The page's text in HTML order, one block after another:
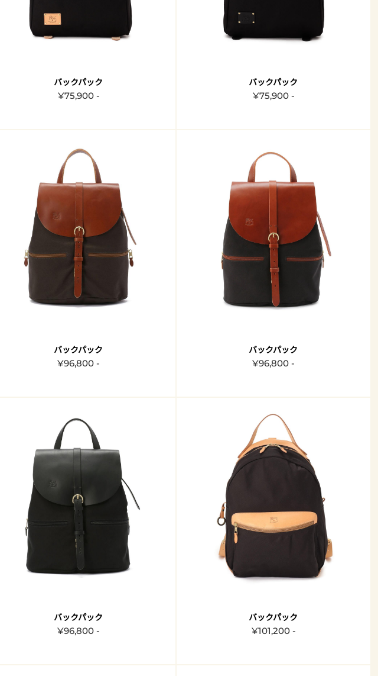
バックパック
¥75,900 -
バックパック
¥75,900 -
バックパック
¥96,800 -
バックパック
¥96,800 -
バックパック
¥96,800 -
バックパック
¥101,200 -